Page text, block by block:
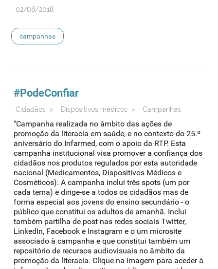
02/08/2018
campanhas
#PodeConfiar
Cidadãos > Dispositivos médicos > Campanhas
"Campanha realizada no âmbito das ações de
promoção da literacia em saúde, e no contexto do 25.º
aniversário do Infarmed, com o apoio da RTP. Esta
campanha institucional visa promover a confiança dos
cidadãos nos produtos regulados por esta autoridade
nacional (Medicamentos, Dispositivos Médicos e
Cosméticos). A campanha inclui três spots (um por
cada tema) e dirige-se a todos os cidadãos mas de
forma especial aos jovens do ensino secundário - o
público que constitui os adultos de amanhã. Inclui
também partilha de post nas redes sociais Twitter,
LinkedIn, Facebook e Instagram e o um microsite
associado à campanha e que constitui também um
repositório de recursos audiovisuais no âmbito da
promoção da literacia. Clique na imagem para aceder à